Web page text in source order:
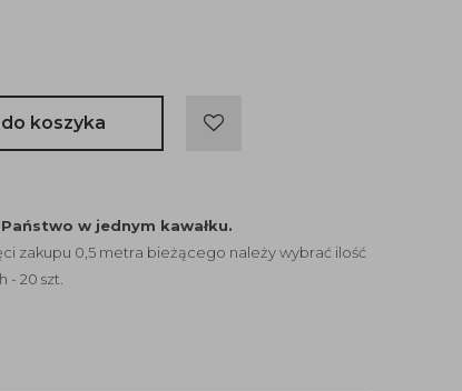
koszyka
w jednym kawałku.
zakupu 0,5 metra bieżącego należy wybrać ilość
20 szt.